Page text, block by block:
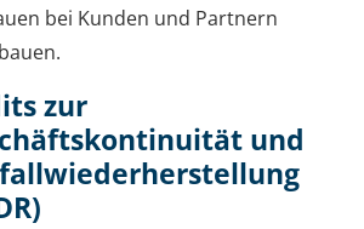
bei Kunden und Partnern
zur
und